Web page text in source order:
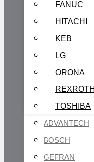
FANUC
HITACHI
KEB
LG
ORONA
REXROTH
TOSHIBA
ADVANTECH
BOSCH
GEFRAN